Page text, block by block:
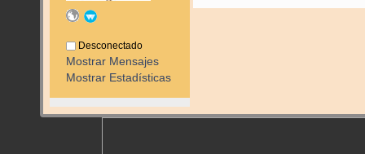
Desconectado
Mostrar Mensajes
Mostrar Estadísticas